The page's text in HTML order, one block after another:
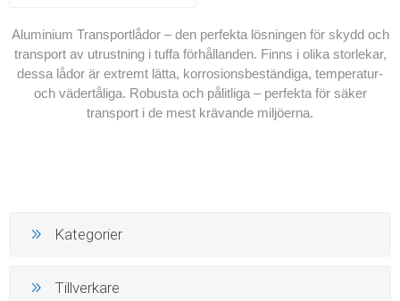
Aluminium Transportlådor – den perfekta lösningen för skydd och
transport av utrustning i tuffa förhållanden. Finns i olika storlekar,
dessa lådor är extremt lätta, korrosionsbeständiga, temperatur-
och vädertåliga. Robusta och pålitliga – perfekta för säker
transport i de mest krävande miljöerna.
Kategorier
Tillverkare